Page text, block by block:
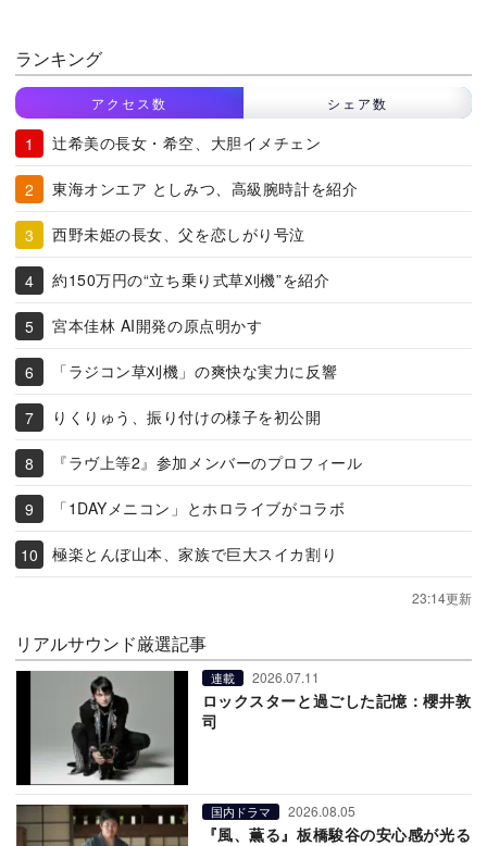
ランキング
アクセス数 シェア数
辻希美の長女・希空、大胆イメチェン
東海オンエア としみつ、高級腕時計を紹介
西野未姫の長女、父を恋しがり号泣
約150万円の“立ち乗り式草刈機”を紹介
宮本佳林 AI開発の原点明かす
「ラジコン草刈機」の爽快な実力に反響
りくりゅう、振り付けの様子を初公開
『ラヴ上等2』参加メンバーのプロフィール
「1DAYメニコン」とホロライブがコラボ
極楽とんぼ山本、家族で巨大スイカ割り
23:14更新
リアルサウンド厳選記事
連載 2026.07.11
ロックスターと過ごした記憶：櫻井敦
司
国内ドラマ 2026.08.05
『風、薫る』板橋駿谷の安心感が光る